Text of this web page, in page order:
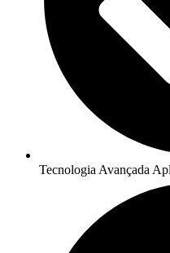
Tecnologia Avançada